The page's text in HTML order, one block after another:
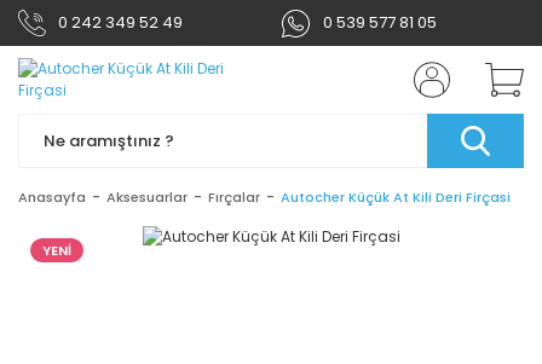
0 242 349 52 49 0 539 577 81 05
Anasayfa Aksesuarlar Fırçalar Autocher Küçük At Kili Deri Firçasi
YENİ